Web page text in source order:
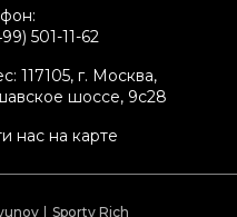
501-11-62
117105, г. Москва,
шоссе, 9с28
нас на карте
Sporty Rich